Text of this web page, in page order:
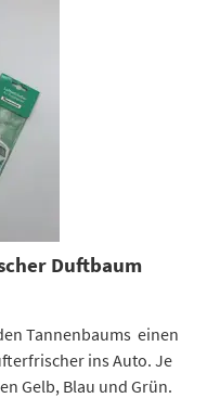
Duftbaum
Tannenbaums einen
ins Auto. Je
Gelb, Blau und Grün.